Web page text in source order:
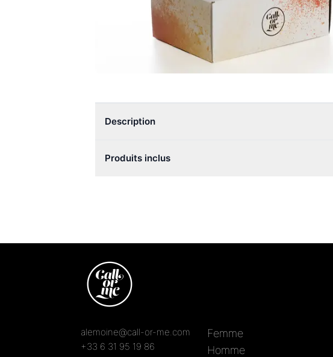
Description
Produits inclus
alemoine@call-or-me.com
+33 6 31 95 19 86
Femme
Homme